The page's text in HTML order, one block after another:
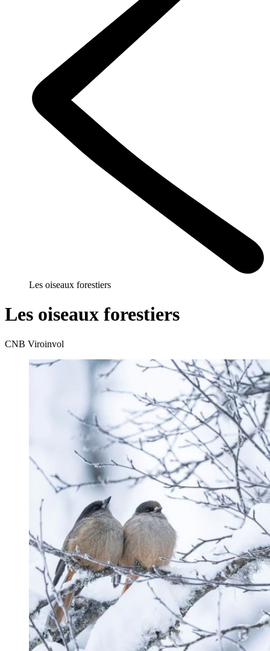
Les oiseaux forestiers
Les oiseaux forestiers
CNB Viroinvol